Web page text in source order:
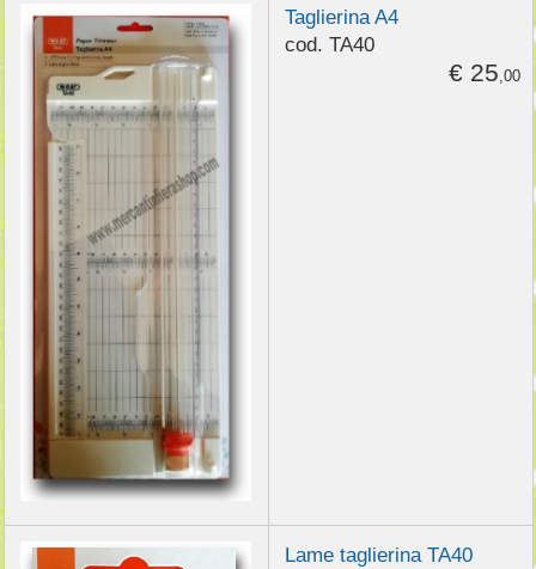
Taglierina A4
cod. TA40
€ 25 ,00
Lame taglierina TA40